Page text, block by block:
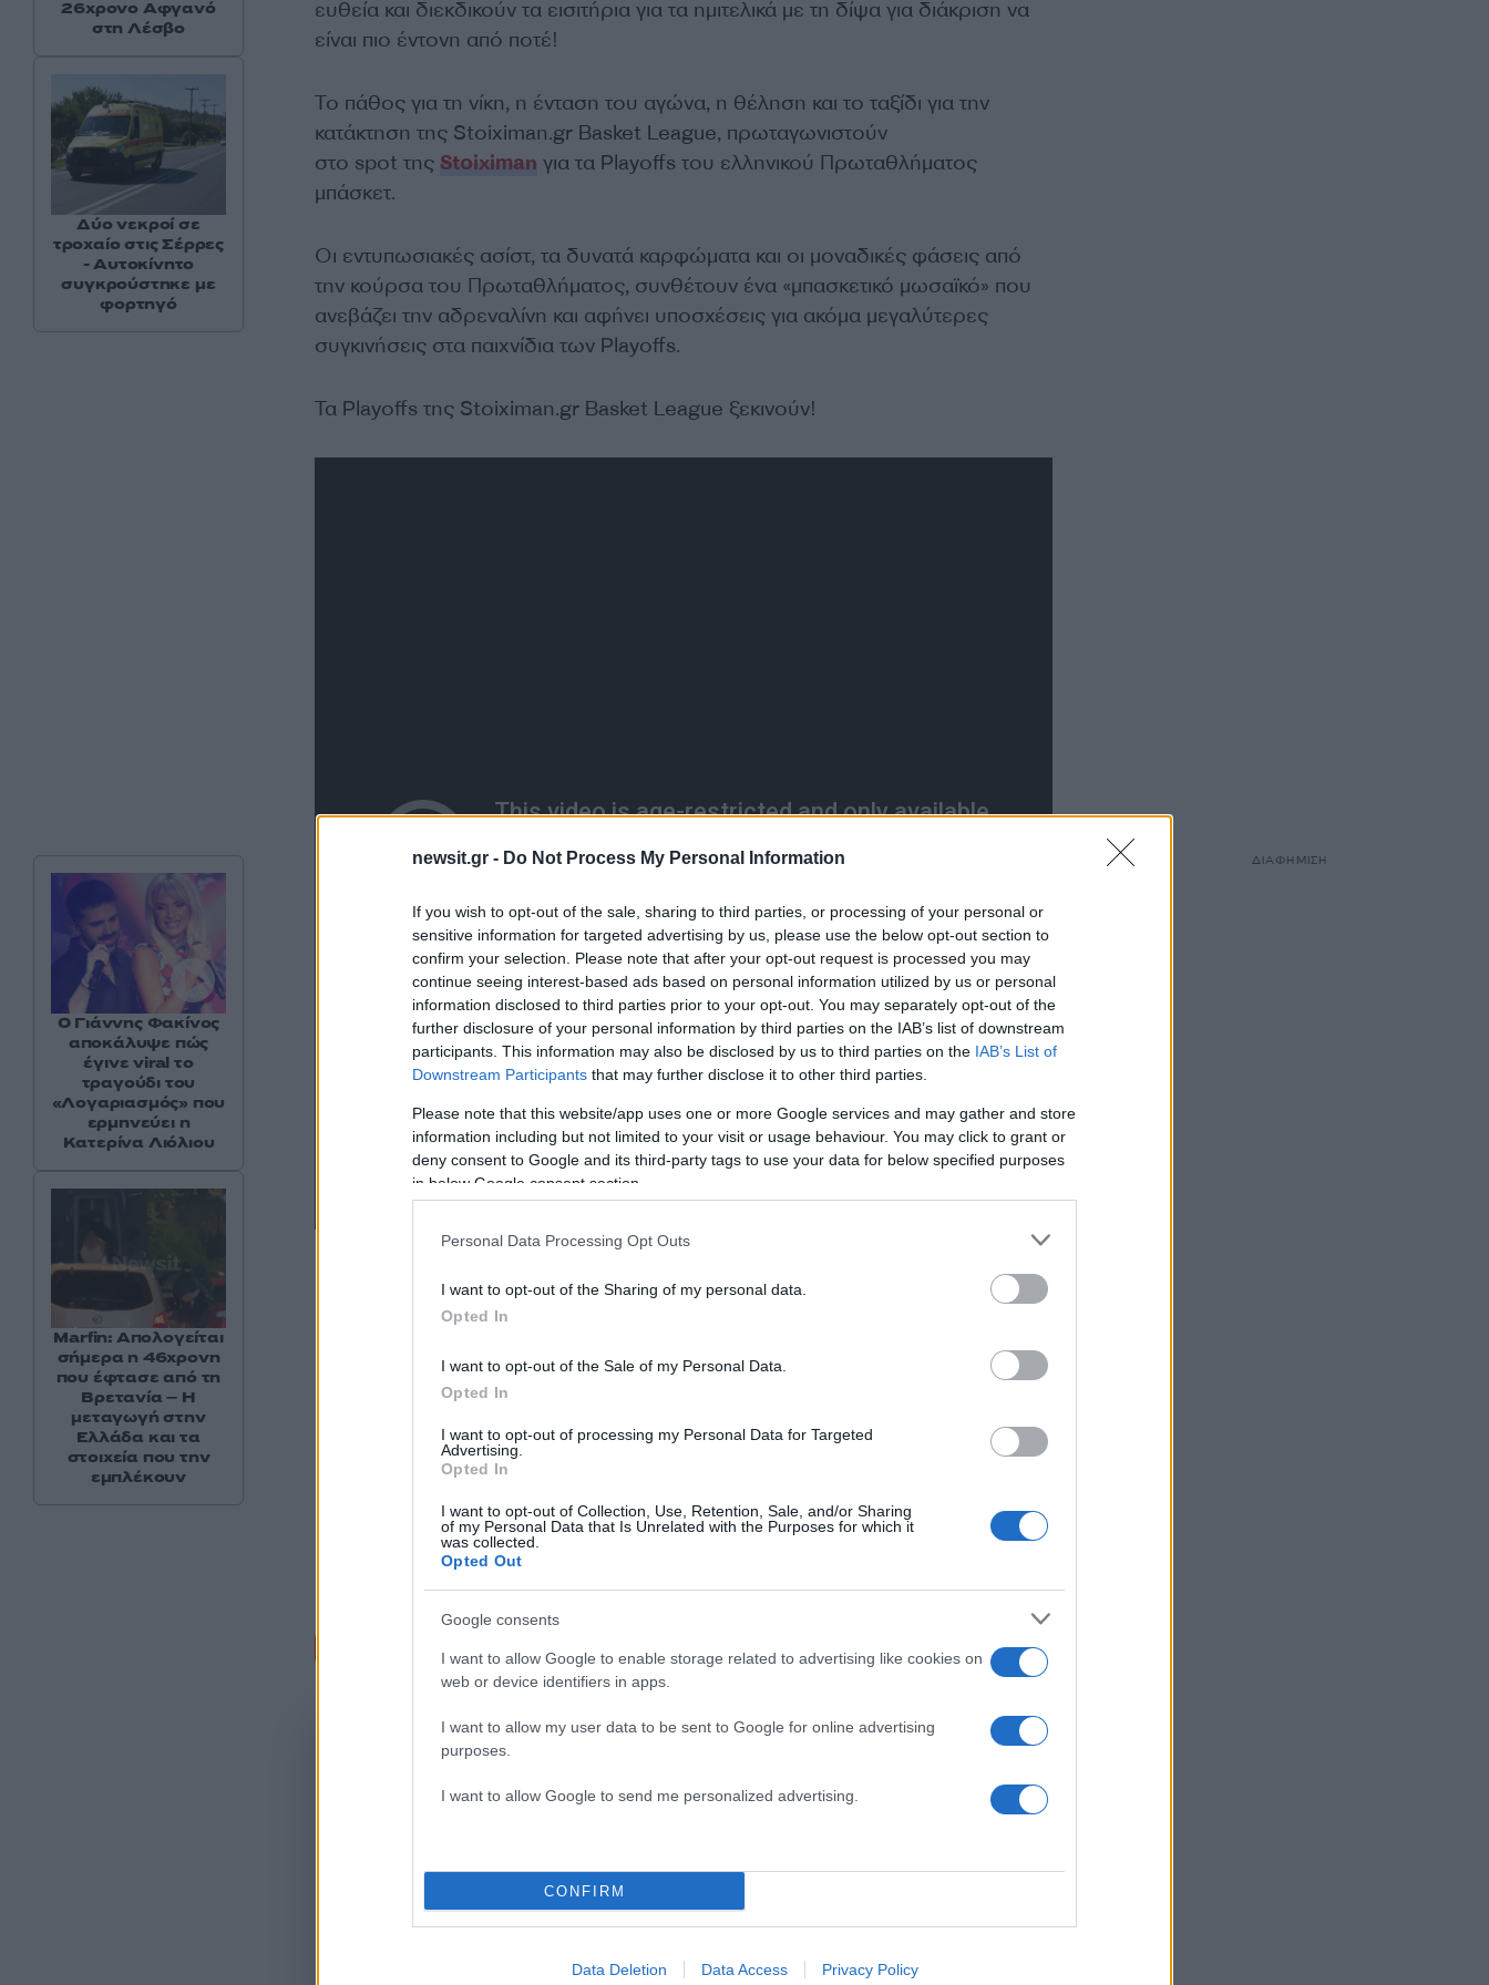
newsit.gr - Do Not Process My Personal Information
If you wish to opt-out of the sale, sharing to third parties, or processing of your personal or
sensitive information for targeted advertising by us, please use the below opt-out section to
confirm your selection. Please note that after your opt-out request is processed you may
continue seeing interest-based ads based on personal information utilized by us or personal
information disclosed to third parties prior to your opt-out. You may separately opt-out of the
further disclosure of your personal information by third parties on the IAB’s list of downstream
participants. This information may also be disclosed by us to third parties on the IAB’s List of
Downstream Participants that may further disclose it to other third parties.
Please note that this website/app uses one or more Google services and may gather and store
information including but not limited to your visit or usage behaviour. You may click to grant or
deny consent to Google and its third-party tags to use your data for below specified purposes
in below Google consent section.
Personal Data Processing Opt Outs
I want to opt-out of the Sharing of my personal data.
Opted In
I want to opt-out of the Sale of my Personal Data.
Opted In
I want to opt-out of processing my Personal Data for Targeted
Advertising.
Opted In
I want to opt-out of Collection, Use, Retention, Sale, and/or Sharing
of my Personal Data that Is Unrelated with the Purposes for which it
was collected.
Opted Out
Google consents
I want to allow Google to enable storage related to advertising like cookies on
web or device identifiers in apps.
I want to allow my user data to be sent to Google for online advertising
purposes.
I want to allow Google to send me personalized advertising.
CONFIRM
Data Deletion Data Access Privacy Policy
ευθεία και διεκδικούν τα εισιτήρια για τα ημιτελικά με τη δίψα για διάκριση να
είναι πιο έντονη από ποτέ!
Το πάθος για τη νίκη, η ένταση του αγώνα, η θέληση και το ταξίδι για την
κατάκτηση της Stoiximan.gr Basket League, πρωταγωνιστούν
στο spot της Stoiximan για τα Playoffs του ελληνικού Πρωταθλήματος
μπάσκετ.
Οι εντυπωσιακές ασίστ, τα δυνατά καρφώματα και οι μοναδικές φάσεις από
την κούρσα του Πρωταθλήματος, συνθέτουν ένα «μπασκετικό μωσαϊκό» που
ανεβάζει την αδρεναλίνη και αφήνει υποσχέσεις για ακόμα μεγαλύτερες
συγκινήσεις στα παιχνίδια των Playoffs.
Τα Playoffs της Stoiximan.gr Basket League ξεκινούν!
ΔΙΑΦΗΜΙΣΗ
Σχόλια
26χρονο Αφγανό
στη Λέσβο
Δύο νεκροί σε
τροχαίο στις Σέρρες
- Αυτοκίνητο
συγκρούστηκε με
φορτηγό
Ο Γιάννης Φακίνος
αποκάλυψε πώς
έγινε viral το
τραγούδι του
«Λογαριασμός» που
ερμηνεύει η
Κατερίνα Λιόλιου
Marfin: Απολογείται
σήμερα η 46χρονη
που έφτασε από τη
Βρετανία – Η
μεταγωγή στην
Ελλάδα και τα
στοιχεία που την
εμπλέκουν
ΔΙΑΦΗΜΙΣΗ